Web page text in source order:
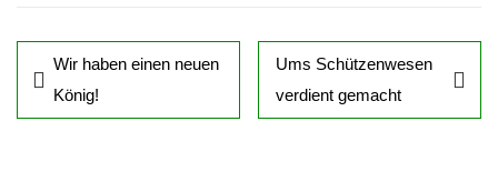
Wir haben einen neuen
König!
Ums Schützenwesen
verdient gemacht